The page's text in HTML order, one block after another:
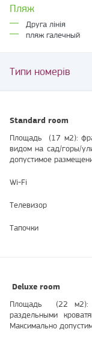
Пляж
Друга лінія
пляж галечный
Типи номерів
Standard room
Площадь (17 м2):
видом на сад/горы/
допустимое
Wi-Fi
Телевизор
Тапочки
Deluxe room
Площадь (22 м2):
раздельными
Максимально